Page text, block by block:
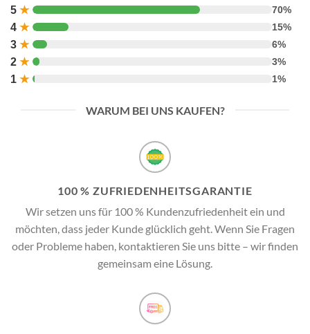
5 ★ 70%
4 ★ 15%
3 ★ 6%
2 ★ 3%
1 ★ 1%
WARUM BEI UNS KAUFEN?
100 % ZUFRIEDENHEITSGARANTIE
Wir setzen uns für 100 % Kundenzufriedenheit ein und
möchten, dass jeder Kunde glücklich geht. Wenn Sie Fragen
oder Probleme haben, kontaktieren Sie uns bitte – wir finden
gemeinsam eine Lösung.